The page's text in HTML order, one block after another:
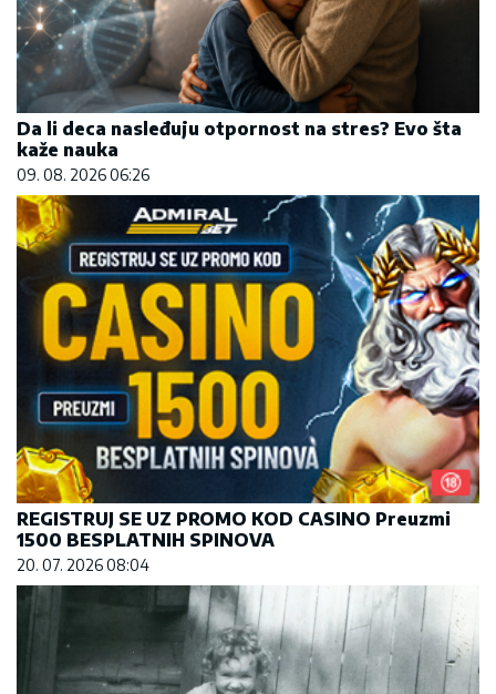
Da li deca nasleđuju otpornost na stres? Evo šta
kaže nauka
09. 08. 2026 06:26
REGISTRUJ SE UZ PROMO KOD CASINO Preuzmi
1500 BESPLATNIH SPINOVA
20. 07. 2026 08:04